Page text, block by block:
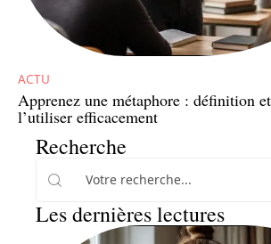
ACTU
Apprenez une métaphore : définition
l’utiliser efficacement
Recherche
Les dernières lectures